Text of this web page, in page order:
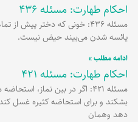
احکام طهارت: مسئله 436
مسئله 436: خونی که دختر
یائسه شدن می‌بیند حیض نیست.
ادامه مطلب »
احکام طهارت: مسئله 421
مسئله 421: اگر در بین نماز،
بشکند و براى استحاضه کثیره غسل کند
دهد وهمان